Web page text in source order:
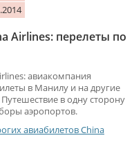
Airlines: перелеты по
авиакомпания
в Манилу и на другие
в одну сторону
аэропортов.
авиабилетов China